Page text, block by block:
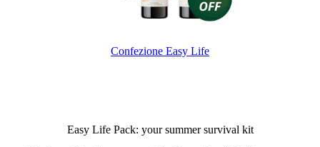
Confezione Easy Life
Easy Life Pack: your summer survival kit